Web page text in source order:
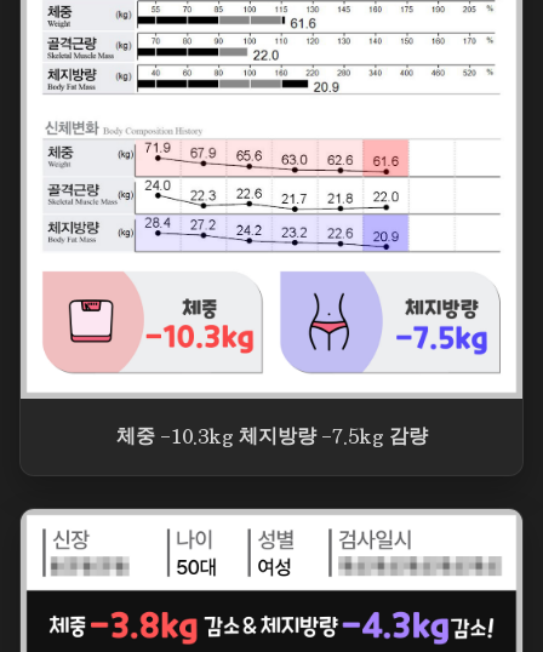
체중 -10.3kg 체지방량 -7.5kg 감량